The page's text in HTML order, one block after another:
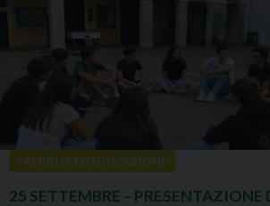
FAMIGLIA ED EDUCAZIONE
25 SETTEMBRE – PRESENTAZIONE